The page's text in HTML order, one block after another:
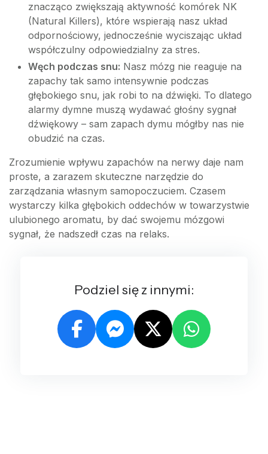
znacząco zwiększają aktywność komórek NK
(Natural Killers), które wspierają nasz układ
odpornościowy, jednocześnie wyciszając układ
współczulny odpowiedzialny za stres.
Węch podczas snu: Nasz mózg nie reaguje na
zapachy tak samo intensywnie podczas
głębokiego snu, jak robi to na dźwięki. To dlatego
alarmy dymne muszą wydawać głośny sygnał
dźwiękowy – sam zapach dymu mógłby nas nie
obudzić na czas.
Zrozumienie wpływu zapachów na nerwy daje nam
proste, a zarazem skuteczne narzędzie do
zarządzania własnym samopoczuciem. Czasem
wystarczy kilka głębokich oddechów w towarzystwie
ulubionego aromatu, by dać swojemu mózgowi
sygnał, że nadszedł czas na relaks.
Podziel się z innymi: